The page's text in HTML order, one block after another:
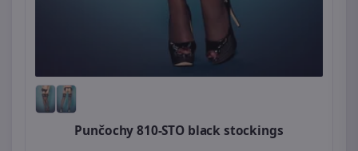
Punčochy 810-STO black stockings